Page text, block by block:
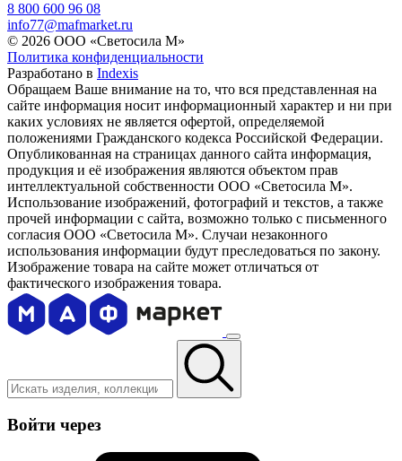
8 800 600 96 08
info77@mafmarket.ru
© 2026 ООО «Светосила М»
Политика конфиденциальности
Разработано в Indexis
Обращаем Ваше внимание на то, что вся представленная на
сайте информация носит информационный характер и ни при
каких условиях не является офертой, определяемой
положениями Гражданского кодекса Российской Федерации.
Опубликованная на страницах данного сайта информация,
продукция и её изображения являются объектом прав
интеллектуальной собственности ООО «Светосила М».
Использование изображений, фотографий и текстов, а также
прочей информации с сайта, возможно только с письменного
согласия ООО «Светосила М». Случаи незаконного
использования информации будут преследоваться по закону.
Изображение товара на сайте может отличаться от
фактического изображения товара.
Войти через